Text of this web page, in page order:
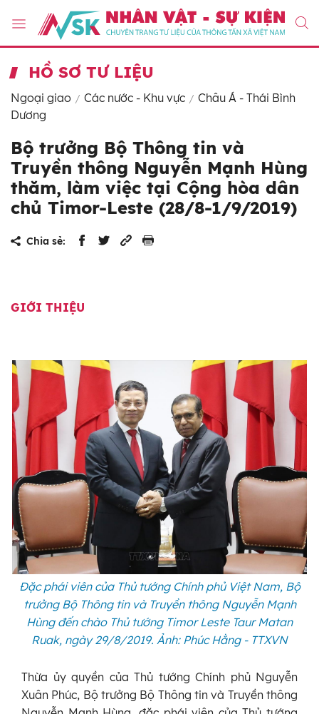
HỒ SƠ TƯ LIỆU
Ngoại giao Các nước - Khu vực
Châu Á - Thái Bình
Dương
Bộ trưởng Bộ Thông tin và
Truyền thông Nguyễn Mạnh Hùng
thăm, làm việc tại Cộng hòa dân
chủ Timor-Leste (28/8-1/9/2019)
Chia sẻ:
GIỚI THIỆU
Đặc phái viên của Thủ tướng Chính phủ Việt Nam, Bộ
trưởng Bộ Thông tin và Truyền thông Nguyễn Mạnh
Hùng đến chào Thủ tướng Timor Leste Taur Matan
Ruak, ngày 29/8/2019. Ảnh: Phúc Hằng - TTXVN
Thừa ủy quyền của Thủ tướng Chính phủ Nguyễn
Xuân Phúc, Bộ trưởng Bộ Thông tin và Truyền thông